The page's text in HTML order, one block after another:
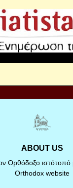
ABOUT US
Ορθόδοξο
Orthodox website